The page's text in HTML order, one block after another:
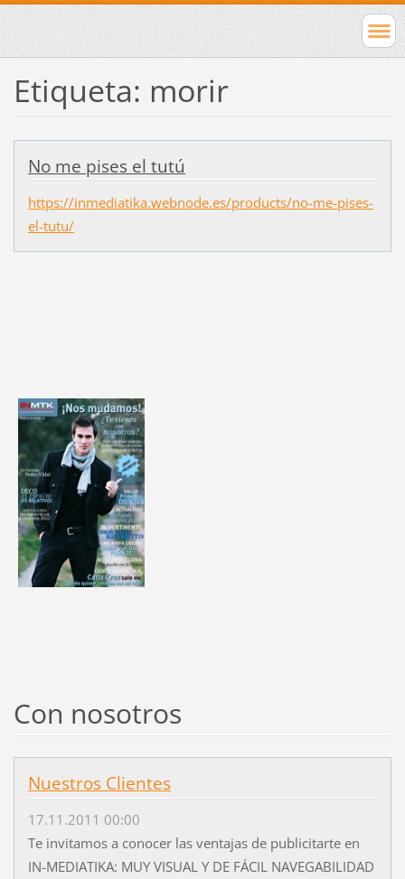
Etiqueta: morir
No me pises el tutú
https://inmediatika.webnode.es/products/no-me-pises-
el-tutu/
Con nosotros
Nuestros Clientes
17.11.2011 00:00
Te invitamos a conocer las ventajas de publicitarte en
IN-MEDIATIKA: MUY VISUAL Y DE FÁCIL NAVEGABILIDAD